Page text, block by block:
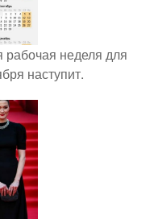
неделя для
наступит.